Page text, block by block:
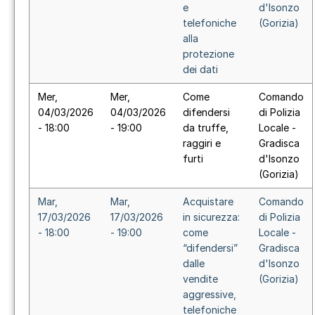
e
telefoniche
alla
protezione
dei dati
d'Isonzo
(Gorizia)
Mer,
04/03/2026
- 18:00
Mer,
04/03/2026
- 19:00
Come
difendersi
da truffe,
raggiri e
furti
Comando
di Polizia
Locale -
Gradisca
d'Isonzo
(Gorizia)
Mar,
17/03/2026
- 18:00
Mar,
17/03/2026
- 19:00
Acquistare
in sicurezza:
come
“difendersi”
dalle
vendite
aggressive,
telefoniche
Comando
di Polizia
Locale -
Gradisca
d'Isonzo
(Gorizia)